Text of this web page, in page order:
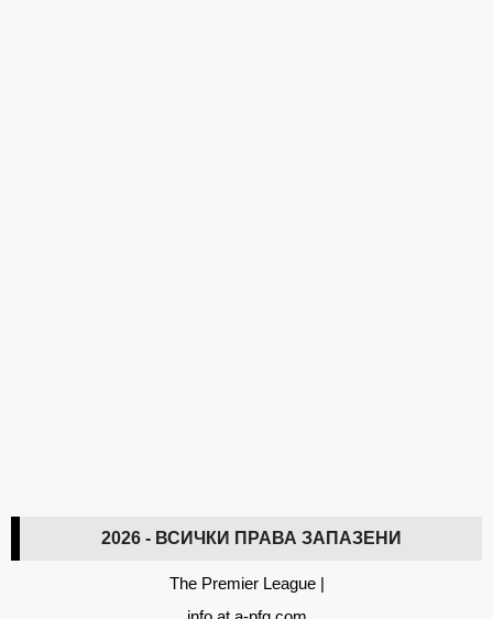
2026 - ВСИЧКИ ПРАВА ЗАПАЗЕНИ
The Premier League|